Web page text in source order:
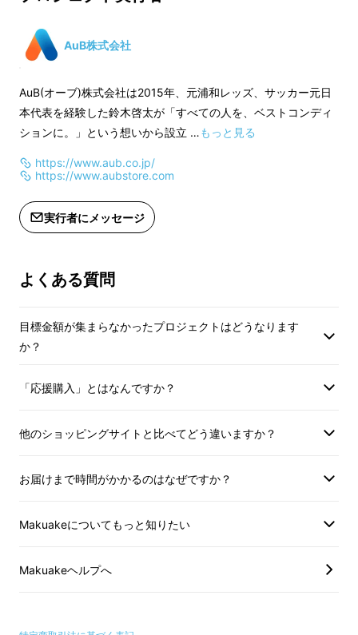
「すべての人を、ベストコンディショ
を標榜し、すべての人を応援したいと思ってい
アスリートの研究とそこから得られたもので、
みんなが健康になり、いつまでも自分の夢に向
かってチャレンジする世界を作りたい。
皆様の声とアスリートの声。そして我々の研究
アスリートの声
サッカー元日本代表の鈴木啓太が創業した、ア
た、新しいオールイ
ンワンタイプの“マルチ栄養プロテイ
味は飽きのこない飲みやすいグリーン
アップルスムージー味
た、新しいオールイ
ンワンタイプの“
ミックス」を使用
腸内環境づくりを
す。マクアケ先行
ました。
AuB株式会社
AuB(オーブ)株式会社は2015年、元浦和レッズ、サッカー元日
本代表を経験した鈴木啓太が「すべての人を、ベストコンディ
ションに。」という想いから設立 …もっと見る
https://www.aub.co.jp/
https://www.aubstore.com
実行者にメッセージ
よくある質問
目標金額が集まらなかったプロジェクトはどうなります
か？
「応援購入」とはなんですか？
他のショッピングサイトと比べてどう違いますか？
お届けまで時間がかかるのはなぜですか？
Makuakeについてもっと知りたい
Makuakeヘルプへ